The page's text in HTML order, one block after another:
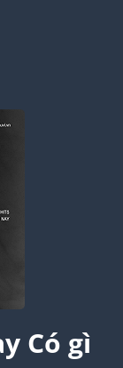
Có gì